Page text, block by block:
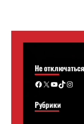
Не отключаться
Facebook X YouTube TikTok Instagram
Рубрики